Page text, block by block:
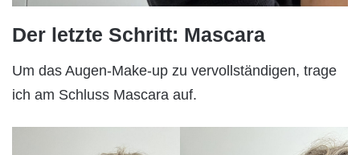
Der letzte Schritt: Mascara
Um das Augen-Make-up zu vervollständigen, trage
ich am Schluss Mascara auf.